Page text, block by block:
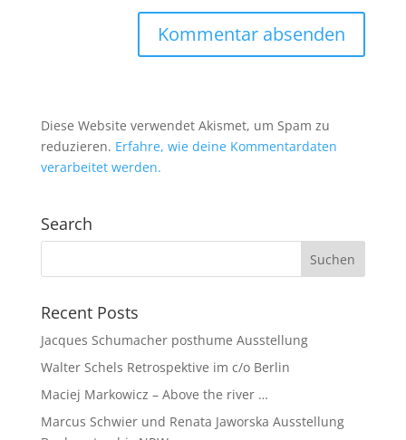
Diese Website verwendet Akismet, um Spam zu
reduzieren. Erfahre, wie deine Kommentardaten
verarbeitet werden.
Search
Recent Posts
Jacques Schumacher posthume Ausstellung
Walter Schels Retrospektive im c/o Berlin
Maciej Markowicz – Above the river …
Marcus Schwier und Renata Jaworska Ausstellung